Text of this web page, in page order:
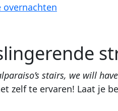
overnachten
stairs, we will
zelf te ervaren! Laat je